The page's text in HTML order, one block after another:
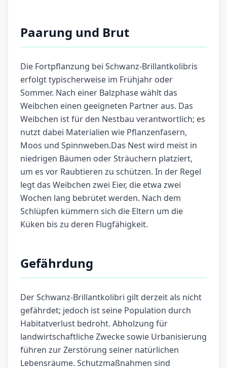
Paarung und Brut
Die Fortpflanzung bei Schwanz-Brillantkolibris
erfolgt typischerweise im Frühjahr oder
Sommer. Nach einer Balzphase wählt das
Weibchen einen geeigneten Partner aus. Das
Weibchen ist für den Nestbau verantwortlich; es
nutzt dabei Materialien wie Pflanzenfasern,
Moos und Spinnweben.Das Nest wird meist in
niedrigen Bäumen oder Sträuchern platziert,
um es vor Raubtieren zu schützen. In der Regel
legt das Weibchen zwei Eier, die etwa zwei
Wochen lang bebrütet werden. Nach dem
Schlüpfen kümmern sich die Eltern um die
Küken bis zu deren Flugfähigkeit.
Gefährdung
Der Schwanz-Brillantkolibri gilt derzeit als nicht
gefährdet; jedoch ist seine Population durch
Habitatverlust bedroht. Abholzung für
landwirtschaftliche Zwecke sowie Urbanisierung
führen zur Zerstörung seiner natürlichen
Lebensräume. Schutzmaßnahmen sind